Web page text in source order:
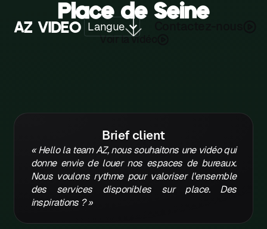
AZ
D
E
F
G
VIDEO Langue
Place de Seine
Voirlavid
Brief client
« Hello la team AZ, nous souhaitons une vidéo qui
donne envie de louer nos espaces de bureaux.
Nous voulons rythme pour valoriser l'ensemble
des services disponibles sur place. Des
inspirations ? »